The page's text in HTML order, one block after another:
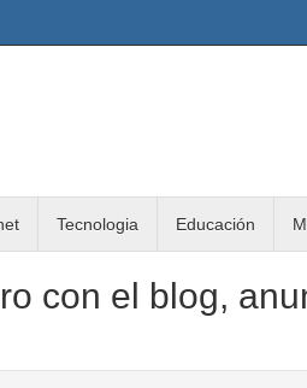
Tecnologia Educación
con el blog,